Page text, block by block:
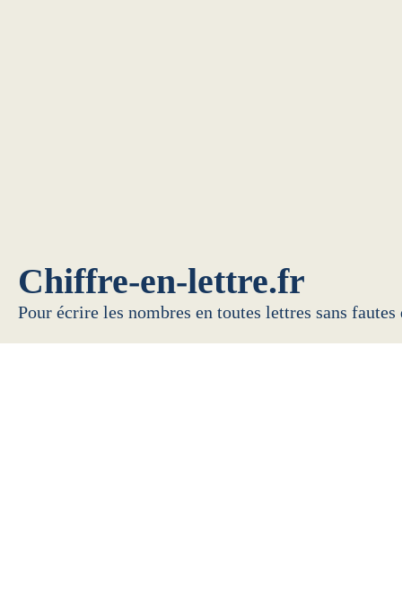
Chiffre-en-lettre.fr
Pour écrire les nombres en toutes lettres sans